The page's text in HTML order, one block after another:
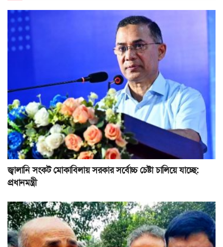
জ্বালানি সংকট মোকাবিলায় সরকার সর্বোচ্চ চেষ্টা চালিয়ে যাচ্ছে:
প্রধানমন্ত্রী